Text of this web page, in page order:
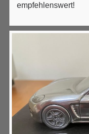
empfehlenswert!